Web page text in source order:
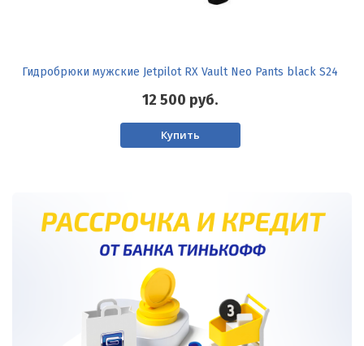
Гидробрюки мужские Jetpilot RX Vault Neo Pants black S24
12 500 руб.
Купить